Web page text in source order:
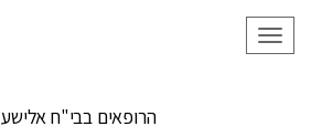
הרופאים בבי"ח אלישע